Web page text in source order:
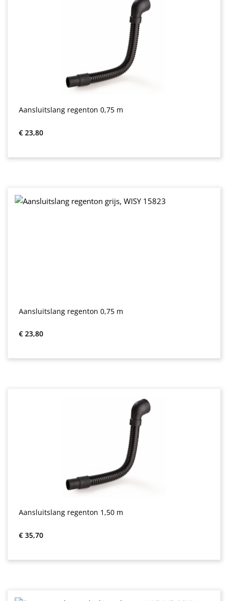
Aansluitslang regenton 0,75 m
Normale prijs:
€ 23,80
Aansluitslang regenton 0,75 m
Normale prijs:
€ 23,80
Aansluitslang regenton 1,50 m
Normale prijs:
€ 35,70